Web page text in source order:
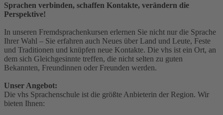
Sprachen verbinden, schaffen Kontakte, verändern die
Perspektive!
In unseren Fremdsprachenkursen erlernen Sie nicht nur die Sprache
Ihrer Wahl – Sie erfahren auch Neues über Land und Leute, Feste
und Traditionen und knüpfen neue Kontakte. Die vhs ist ein Ort, an
dem sich Gleichgesinnte treffen, die nicht selten zu guten
Bekannten, Freundinnen oder Freunden werden.
Unser Angebot:
Die vhs Sprachenschule ist die größte Anbieterin der Region. Wir
bieten Ihnen: